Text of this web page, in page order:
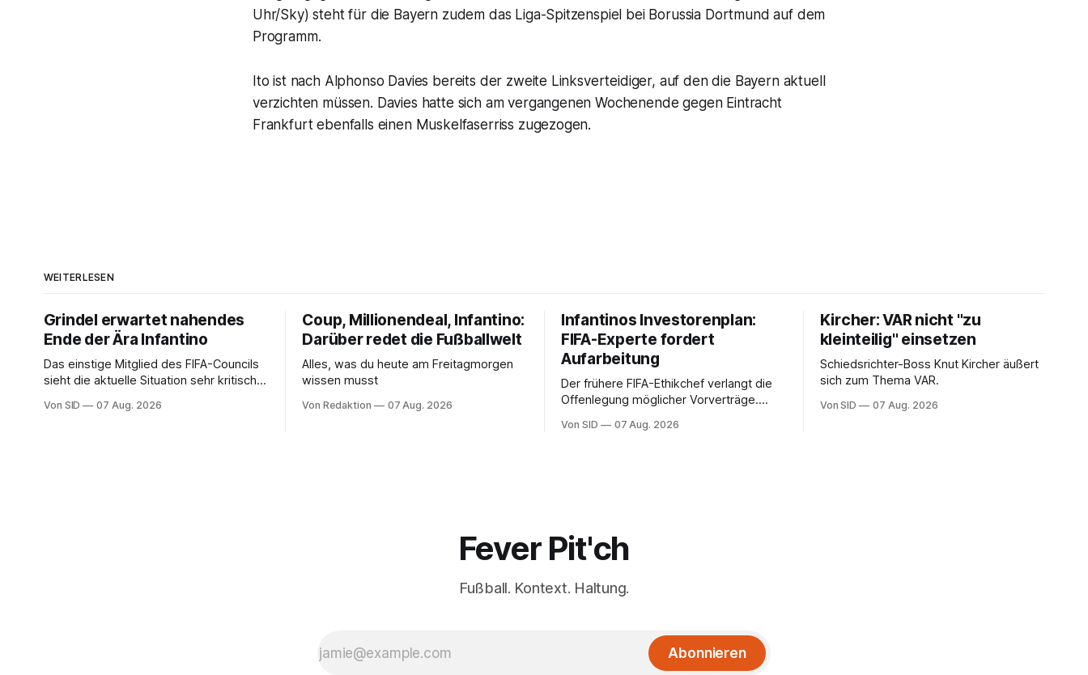
Uhr/Sky) steht für die Bayern zudem das Liga-Spitzenspiel bei Borussia Dortmund auf dem
Programm.
Ito ist nach Alphonso Davies bereits der zweite Linksverteidiger, auf den die Bayern aktuell
verzichten müssen. Davies hatte sich am vergangenen Wochenende gegen Eintracht
Frankfurt ebenfalls einen Muskelfaserriss zugezogen.
WEITERLESEN
Grindel erwartet nahendes
Ende der Ära Infantino
Das einstige Mitglied des FIFA-Councils
sieht die aktuelle Situation sehr kritisch
Von SID 07 Aug. 2026
Coup, Millionendeal, Infantino:
Darüber redet die Fußballwelt
Alles, was du heute am Freitagmorgen
wissen musst
Von Redaktion 07 Aug. 2026
Infantinos Investorenplan:
FIFA-Experte fordert
Aufarbeitung
Der frühere FIFA-Ethikchef verlangt die
Offenlegung möglicher Vorverträge.
Infantinos Rolle entscheidend sein.
Von SID 07 Aug. 2026
Kircher: VAR nicht "zu
kleinteilig" einsetzen
Schiedsrichter-Boss Knut Kircher äußert
sich zum Thema VAR.
Von SID 07 Aug. 2026
Fever Pit'ch
Fußball. Kontext. Haltung.
Abonnieren